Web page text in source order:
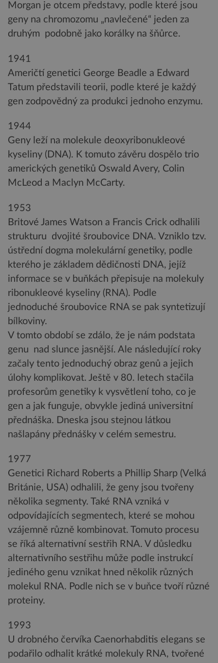
Morgan je otcem představy, podle které jsou
geny na chromozomu „navlečené“ jeden za
druhým podobně jako korálky na šňůrce.
1941
Američtí genetici George Beadle a Edward
Tatum představili teorii, podle které je každý
gen zodpovědný za produkci jednoho enzymu.
1944
Geny leží na molekule deoxyribonukleové
kyseliny (DNA). K tomuto závěru dospělo trio
amerických genetiků Oswald Avery, Colin
McLeod a Maclyn McCarty.
1953
Britové James Watson a Francis Crick odhalili
strukturu dvojité šroubovice DNA. Vzniklo tzv.
ústřední dogma molekulární genetiky, podle
kterého je základem dědičnosti DNA, jejíž
informace se v buňkách přepisuje na molekuly
ribonukleové kyseliny (RNA). Podle
jednoduché šroubovice RNA se pak syntetizují
bílkoviny.
V tomto období se zdálo, že je nám podstata
genu nad slunce jasnější. Ale následující roky
začaly tento jednoduchý obraz genů a jejich
úlohy komplikovat. Ještě v 80. letech stačila
profesorům genetiky k vysvětlení toho, co je
gen a jak funguje, obvykle jediná universitní
přednáška. Dneska jsou stejnou látkou
našlapány přednášky v celém semestru.
1977
Genetici Richard Roberts a Phillip Sharp (Velká
Británie, USA) odhalili, že geny jsou tvořeny
několika segmenty. Také RNA vzniká v
odpovídajících segmentech, které se mohou
vzájemně různě kombinovat. Tomuto procesu
se říká alternativní sestřih RNA. V důsledku
alternativního sestřihu může podle instrukcí
jediného genu vznikat hned několik různých
molekul RNA. Podle nich se v buňce tvoří různé
proteiny.
1993
U drobného červíka Caenorhabditis elegans se
podařilo odhalit krátké molekuly RNA, tvořené